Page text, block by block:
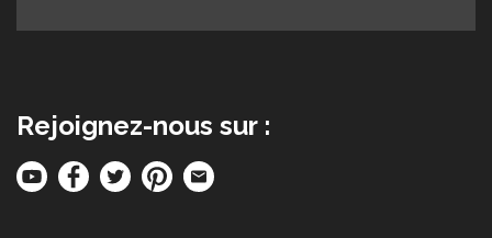
Rejoignez-nous sur :